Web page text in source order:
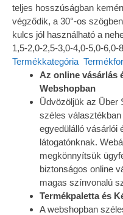
teljes hosszúságban
végződik, a 30°-os
kulcs jól használható a
1,5-2,0-2,5-3,0-4,0-5,0-
Termékkategória
Az online vásárlás
Webshopban
Üdvözöljük az Über
széles
egyedülálló vásárlói
látogatónknak.
megkönnyítsük
biztonságos online
magas színvonalú
Termékpaletta és
A webshopban